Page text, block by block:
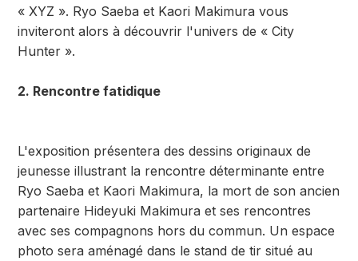
« XYZ ». Ryo Saeba et Kaori Makimura vous
inviteront alors à découvrir l'univers de « City
Hunter ».
2. Rencontre fatidique
L'exposition présentera des dessins originaux de
jeunesse illustrant la rencontre déterminante entre
Ryo Saeba et Kaori Makimura, la mort de son ancien
partenaire Hideyuki Makimura et ses rencontres
avec ses compagnons hors du commun. Un espace
photo sera aménagé dans le stand de tir situé au